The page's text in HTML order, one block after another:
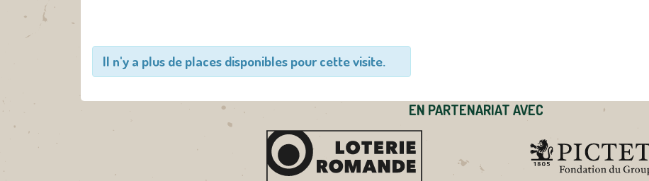
Il n'y a plus de places disponibles pour cette visite.
EN PARTENARIAT AVEC